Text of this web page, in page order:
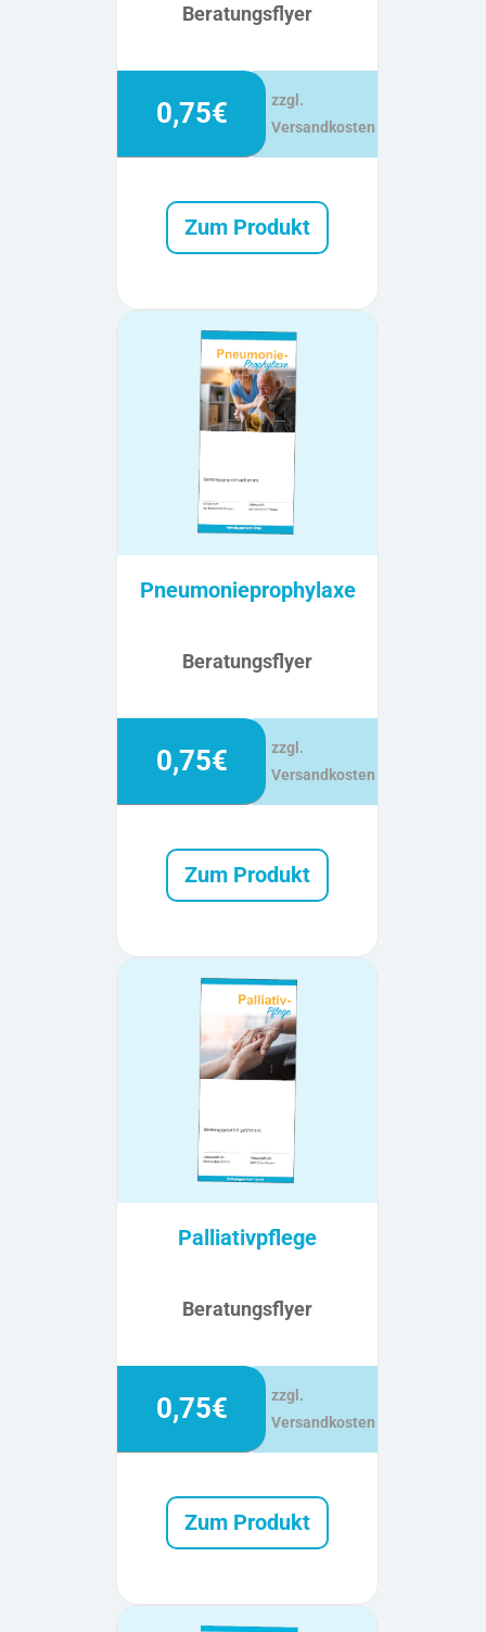
Beratungsflyer
0,75€
zzgl.
Versandkosten
Zum Produkt
Pneumonieprophylaxe
Beratungsflyer
0,75€
zzgl.
Versandkosten
Zum Produkt
Palliativpflege
Beratungsflyer
0,75€
zzgl.
Versandkosten
Zum Produkt